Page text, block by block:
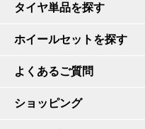
タイヤ単品を探す
ホイールセットを探す
よくあるご質問
ショッピング